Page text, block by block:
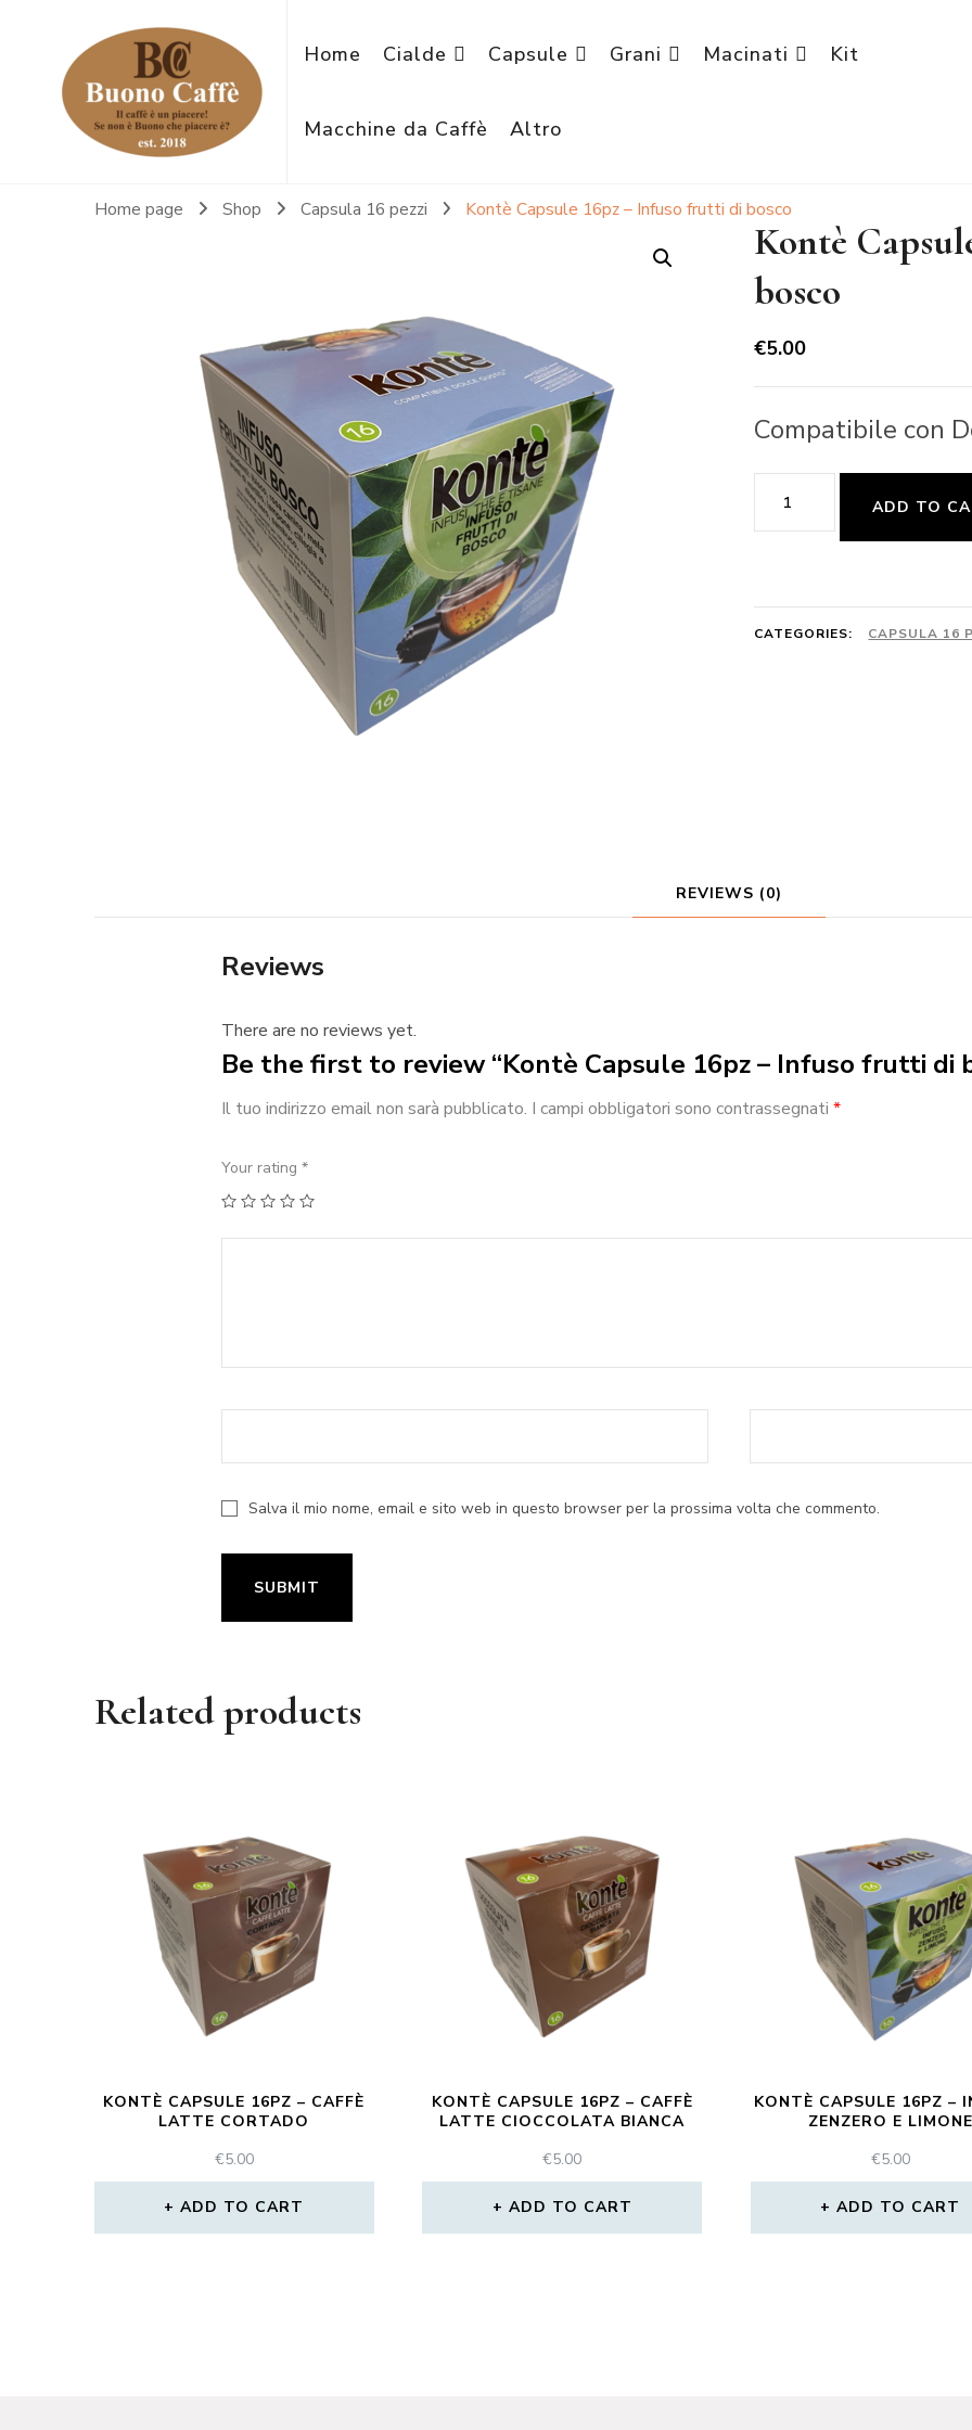
Home Cialde Capsule Grani Macinati Kit
Macchine da Caffè Altro
Home page Shop Capsula 16 pezzi Kontè Capsule 16pz – Infuso frutti di bosco
Kontè
bosco
€5.00
Compatibile con
Kontè
Capsule
Infuso
ADD TO
CATEGORIES: CAPSULA 16
REVIEWS (0)
Reviews
There are no reviews yet.
Be the first to review “Kontè Capsule 16pz – Infuso frutti di
Il tuo indirizzo email non sarà pubblicato. I campi obbligatori sono contrassegnati *
Your rating *
1 2 3 4
Salva il mio nome, email e sito web in questo browser per la prossima volta che commento.
Related products
KONTÈ CAPSULE 16PZ – CAFFÈ
LATTE CORTADO
€5.00
ADD TO CART
KONTÈ CAPSULE 16PZ – CAFFÈ
LATTE CIOCCOLATA BIANCA
€5.00
ADD TO CART
KONTÈ CAPSULE 16PZ –
ZENZERO E LIMONE
€5.00
ADD TO CART